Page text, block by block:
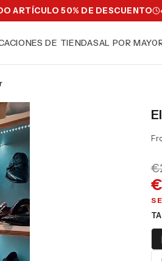
ARTÍCULO 50% DE DESCUENTO
DE TIENDASAL POR